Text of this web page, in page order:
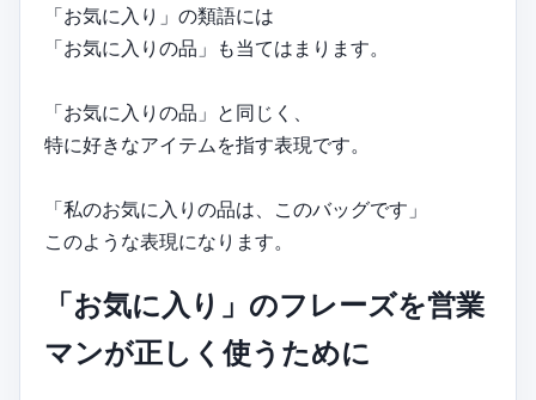
「お気に入り」の類語には
「お気に入りの品」も当てはまります。
「お気に入りの品」と同じく、
特に好きなアイテムを指す表現です。
「私のお気に入りの品は、このバッグです」
このような表現になります。
「お気に入り」のフレーズを営業
マンが正しく使うために